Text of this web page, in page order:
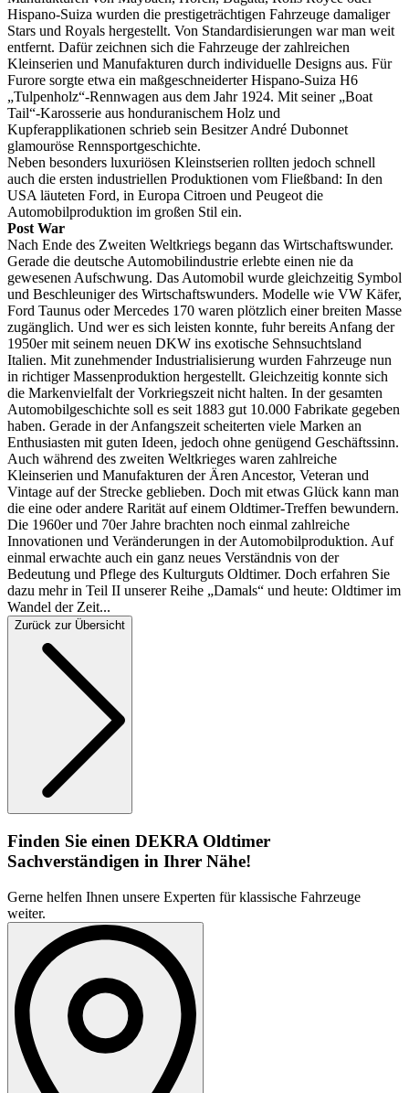
Hispano-Suiza wurden die prestigeträchtigen Fahrzeuge damaliger
Stars und Royals hergestellt. Von Standardisierungen war man weit
entfernt. Dafür zeichnen sich die Fahrzeuge der zahlreichen
Kleinserien und Manufakturen durch individuelle Designs aus. Für
Furore sorgte etwa ein maßgeschneiderter Hispano-Suiza H6
„Tulpenholz“-Rennwagen aus dem Jahr 1924. Mit seiner „Boat
Tail“-Karosserie aus honduranischem Holz und
Kupferapplikationen schrieb sein Besitzer André Dubonnet
glamouröse Rennsportgeschichte.
Neben besonders luxuriösen Kleinstserien rollten jedoch schnell
auch die ersten industriellen Produktionen vom Fließband: In den
USA läuteten Ford, in Europa Citroen und Peugeot die
Automobilproduktion im großen Stil ein.
Post War
Nach Ende des Zweiten Weltkriegs begann das Wirtschaftswunder.
Gerade die deutsche Automobilindustrie erlebte einen nie da
gewesenen Aufschwung. Das Automobil wurde gleichzeitig Symbol
und Beschleuniger des Wirtschaftswunders. Modelle wie VW Käfer,
Ford Taunus oder Mercedes 170 waren plötzlich einer breiten Masse
zugänglich. Und wer es sich leisten konnte, fuhr bereits Anfang der
1950er mit seinem neuen DKW ins exotische Sehnsuchtsland
Italien. Mit zunehmender Industrialisierung wurden Fahrzeuge nun
in richtiger Massenproduktion hergestellt. Gleichzeitig konnte sich
die Markenvielfalt der Vorkriegszeit nicht halten. In der gesamten
Automobilgeschichte soll es seit 1883 gut 10.000 Fabrikate gegeben
haben. Gerade in der Anfangszeit scheiterten viele Marken an
Enthusiasten mit guten Ideen, jedoch ohne genügend Geschäftssinn.
Auch während des zweiten Weltkrieges waren zahlreiche
Kleinserien und Manufakturen der Ären Ancestor, Veteran und
Vintage auf der Strecke geblieben. Doch mit etwas Glück kann man
die eine oder andere Rarität auf einem Oldtimer-Treffen bewundern.
Die 1960er und 70er Jahre brachten noch einmal zahlreiche
Innovationen und Veränderungen in der Automobilproduktion. Auf
einmal erwachte auch ein ganz neues Verständnis von der
Bedeutung und Pflege des Kulturguts Oldtimer. Doch erfahren Sie
dazu mehr in Teil II unserer Reihe „Damals“ und heute: Oldtimer im
Wandel der Zeit...
Zurück zur Übersicht
Finden Sie einen DEKRA Oldtimer
Sachverständigen in Ihrer Nähe!
Gerne helfen Ihnen unsere Experten für klassische Fahrzeuge
weiter.